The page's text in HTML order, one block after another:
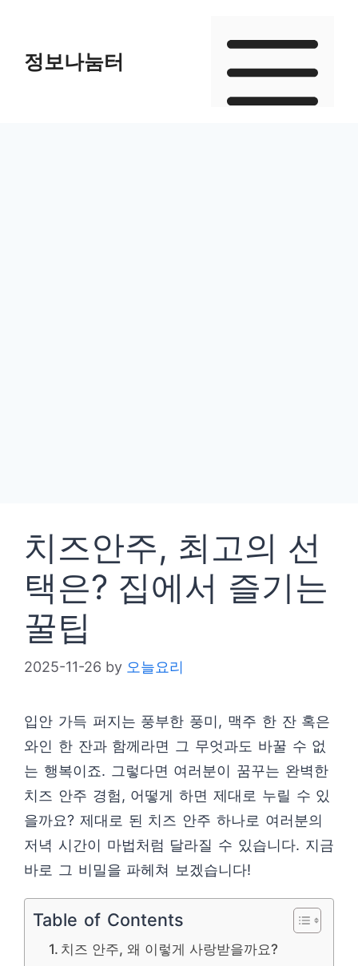
content정보나눔터
치즈안주, 최고의 선
택은? 집에서 즐기는
꿀팁
2025-11-26 by 오늘요리
입안 가득 퍼지는 풍부한 풍미, 맥주 한 잔 혹은
와인 한 잔과 함께라면 그 무엇과도 바꿀 수 없
는 행복이죠. 그렇다면 여러분이 꿈꾸는 완벽한
치즈 안주 경험, 어떻게 하면 제대로 누릴 수 있
을까요? 제대로 된 치즈 안주 하나로 여러분의
저녁 시간이 마법처럼 달라질 수 있습니다. 지금
바로 그 비밀을 파헤쳐 보겠습니다!
Table of Contents
치즈 안주, 왜 이렇게 사랑받을까요?